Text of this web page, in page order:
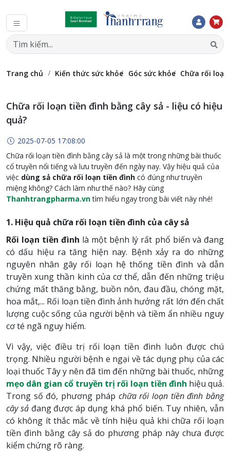
Trang chủ Kiến thức sức khỏe Góc sức khỏe Chữa rối
Chữa rối loạn tiền đình bằng cây sả - liệu có hiệu
quả?
2025-07-05 17:08:00
Chữa rối loạn tiền đình bằng cây sả là một trong những bài thuốc
cổ truyền nổi tiếng và lưu truyền đến ngày nay. Vậy hiệu quả của
việc dùng sả chữa rối loạn tiền đình có đúng như truyền
miệng không? Cách làm như thế nào? Hãy cùng
Thanhtrangpharma.vntìm hiểu ngay trong bài viết này nhé!
1. Hiệu quả chữa rối loạn tiền đình của cây sả
Rối loạn tiền đình là một bệnh lý rất phổ biến và đang
có dấu hiệu ra tăng hiện nay. Bệnh xảy ra do những
nguyên nhân gây rối loạn hệ thống tiền đình và dẫn
truyền xung thần kinh của cơ thể, dẫn đến những triệu
chứng mất thăng bằng, buồn nôn, đau đầu, chóng mặt,
hoa mắt,... Rối loạn tiền đình ảnh hưởng rất lớn đến chất
lượng cuộc sống của người bệnh và tiềm ẩn nhiều nguy
cơ té ngã nguy hiểm.
Vì vậy, việc điều trị rối loạn tiền đình luôn được chú
trọng. Nhiều người bệnh e ngại về tác dụng phụ của các
loại thuốc Tây y nên đã tìm đến những bài thuốc, những
mẹo dân gian cổ truyền trị rối loạn tiền đình hiệu quả.
Trong số đó, phương pháp chữa rối loạn tiền đình bằng
cây sảđang được áp dụng khá phổ biến. Tuy nhiên, vẫn
có không ít thắc mắc về tính hiệu quả khi chữa rối loạn
tiền đình bằng cây sả do phương pháp này chưa được
kiểm chứng rõ ràng.